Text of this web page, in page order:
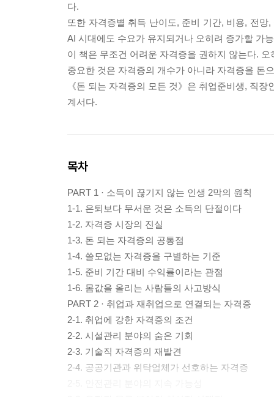
다.
또한 자격증별 취득 난이도, 준비 기간, 비용, 전
AI 시대에도 수요가 유지되거나 오히려 증가할 가
이 책은 무조건 어려운 자격증을 권하지 않는다.
중요한 것은 자격증의 개수가 아니라 자격증을 돈
《돈 되는 자격증의 모든 것》은 취업준비생, 직
계서다.
목차
PART 1 · 소득이 끊기지 않는 인생 2막의 원칙
1-1. 은퇴보다 무서운 것은 소득의 단절이다
1-2. 자격증 시장의 진실
1-3. 돈 되는 자격증의 공통점
1-4. 쓸모없는 자격증을 구별하는 기준
1-5. 준비 기간 대비 수익률이라는 관점
1-6. 몸값을 올리는 사람들의 사고방식
PART 2 · 취업과 재취업으로 연결되는 자격증
2-1. 취업에 강한 자격증의 조건
2-2. 시설관리 분야의 숨은 기회
2-3. 기술직 자격증의 재발견
2-4. 공공기관과 위탁업체가 선호하는 자격증